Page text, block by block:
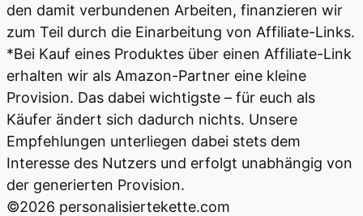
den damit verbundenen Arbeiten, finanzieren wir
zum Teil durch die Einarbeitung von Affiliate-Links.
*Bei Kauf eines Produktes über einen Affiliate-Link
erhalten wir als Amazon-Partner eine kleine
Provision. Das dabei wichtigste – für euch als
Käufer ändert sich dadurch nichts. Unsere
Empfehlungen unterliegen dabei stets dem
Interesse des Nutzers und erfolgt unabhängig von
der generierten Provision.
©2026 personalisiertekette.com